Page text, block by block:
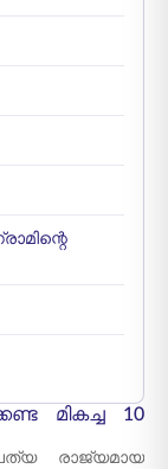
മികച്ച 10
രാജ്യമായ